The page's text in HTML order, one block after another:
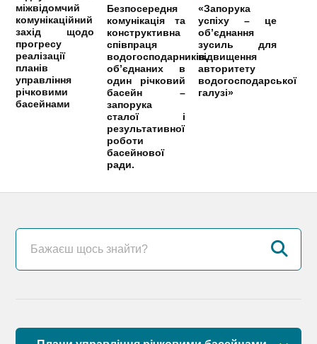
міжвідомчий
комунікаційний
захід щодо
прогресу
реалізації
планів
управління
річковими
басейнами
Безпосередня
комунікація та
конструктивна
співпраця
водогосподарників,
об’єднаних в
один річковий
басейн –
запорука
сталої і
результативної
роботи
басейнової
ради.
«Запорука
успіху – це
об’єднання
зусиль для
підвищення
авторитету
водогосподарської
галузі»